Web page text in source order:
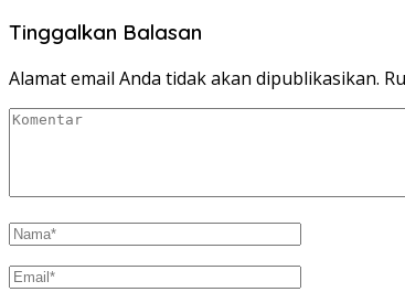
Tinggalkan Balasan
Alamat email Anda tidak akan dipublikasikan.